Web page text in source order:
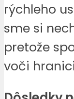
rýchleho
sme si
pretože
voči